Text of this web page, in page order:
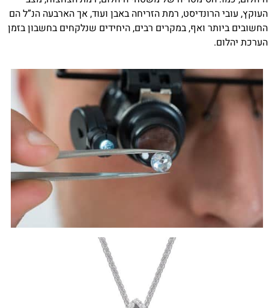
העוקץ, עובי הרונדיסט, רמת הזריחה באבן ועוד, אך הארבעה הנ”ל הם
החשובים ביותר ואף, במקרים רבים, היחידים שנלקחים בחשבון בזמן
הערכת יהלום.